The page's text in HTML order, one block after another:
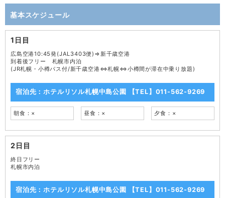
基本スケジュール
1日目
広島空港10:45発(JAL3403便)⇒新千歳空港
到着後フリー 札幌市内泊
(JR札幌・小樽パス付/新千歳空港⇔札幌⇔小樽間が滞在中乗り放題)
宿泊先：ホテルリソル札幌中島公園 【TEL】011-562-9269
朝食：× 昼食：× 夕食：×
2日目
終日フリー
札幌市内泊
宿泊先：ホテルリソル札幌中島公園 【TEL】011-562-9269